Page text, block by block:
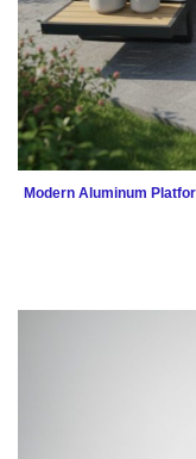
Modern Aluminum